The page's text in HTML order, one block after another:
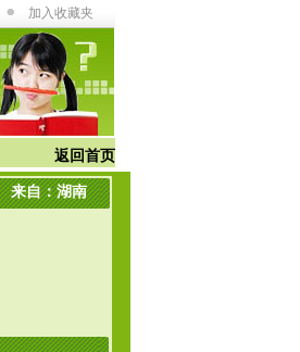
加入收藏夹
返回首页
来自：湖南